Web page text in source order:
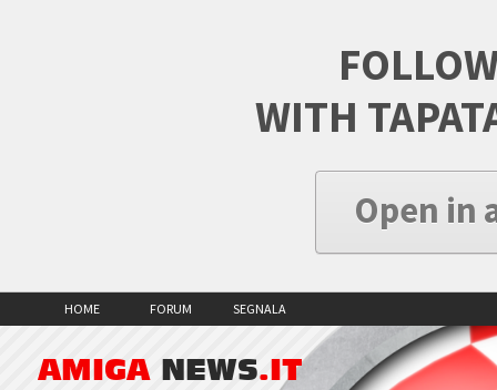
WITH
Open in
HOME FORUM SEGNALA
AMIGA NEWS.IT